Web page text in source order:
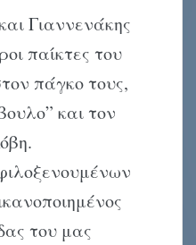
Γιαννενάκης
παίκτες του
πάγκο τους,
και τον
του μας